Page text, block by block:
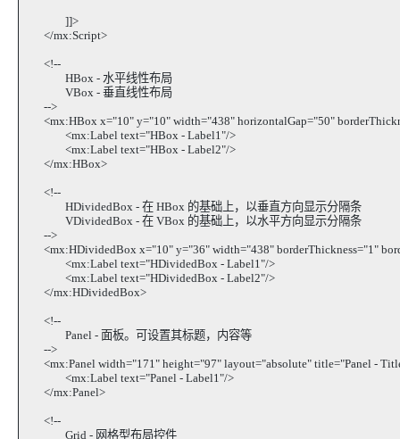
]]>
</mx:Script>
<!--
HBox - 水平线性布局
VBox - 垂直线性布局
-->
<mx:HBox x="10" y="10" width="438" horizontalGap="50"
<mx:Label text="HBox - Label1"/>
<mx:Label text="HBox - Label2"/>
</mx:HBox>
<!--
HDividedBox - 在 HBox 的基础上，以垂直方向显示分隔条
VDividedBox - 在 VBox 的基础上，以水平方向显示分隔条
-->
<mx:HDividedBox x="10" y="36" width="438" borderThickness="1"
<mx:Label text="HDividedBox - Label1"/>
<mx:Label text="HDividedBox - Label2"/>
</mx:HDividedBox>
<!--
Panel - 面板。可设置其标题，内容等
-->
<mx:Panel width="171" height="97" layout="absolute" title="Panel -
<mx:Label text="Panel - Label1"/>
</mx:Panel>
<!--
Grid - 网格型布局控件